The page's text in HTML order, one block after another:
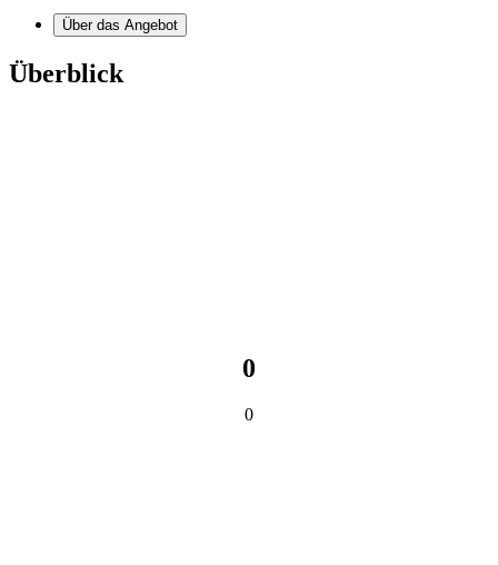
Über das Angebot
Überblick
0
0